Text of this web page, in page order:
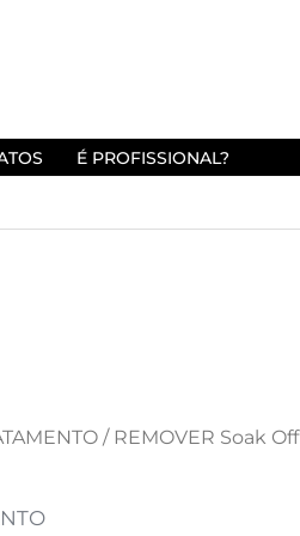
É PROFISSIONAL?
/ REMOVER Soak Off